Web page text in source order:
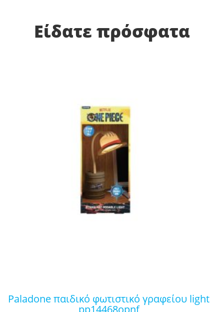
Είδατε πρόσφατα
paladone παιδικό φωτιστικό γραφείου light